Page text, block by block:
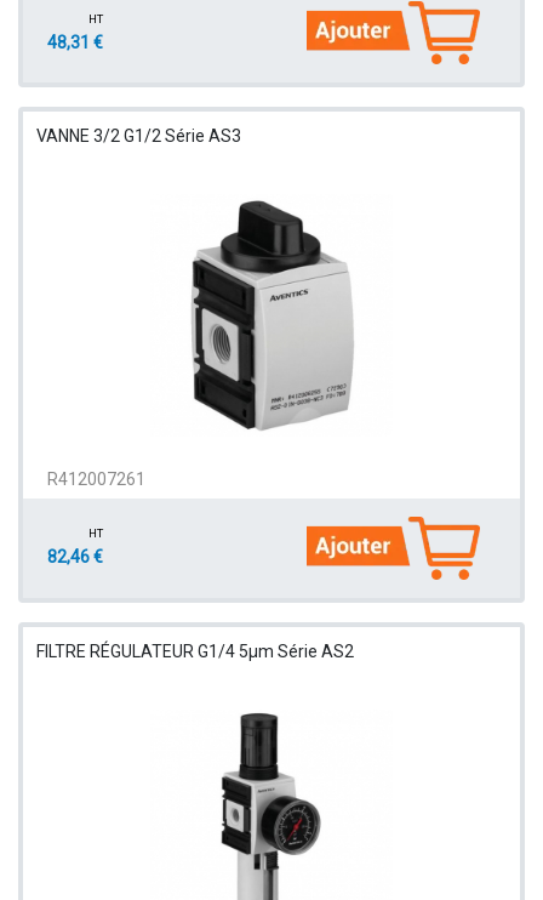
HT
48,31 €
VANNE 3/2 G1/2 Série AS3
R412007261
HT
82,46 €
FILTRE RÉGULATEUR G1/4 5µm Série AS2